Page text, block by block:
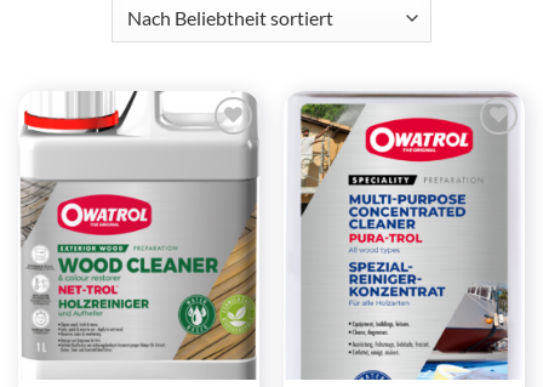
Zu
Wunschliste
hinzufügen